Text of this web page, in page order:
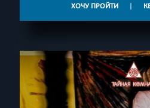
ХОЧУ ПРОЙТИ |